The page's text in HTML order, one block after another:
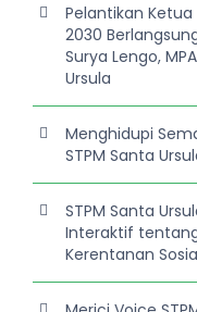
Pelantikan Ketua
2030
Surya Lengo,
Ursula
Menghidupi
STPM Santa
STPM Santa
Interaktif
Kerentanan